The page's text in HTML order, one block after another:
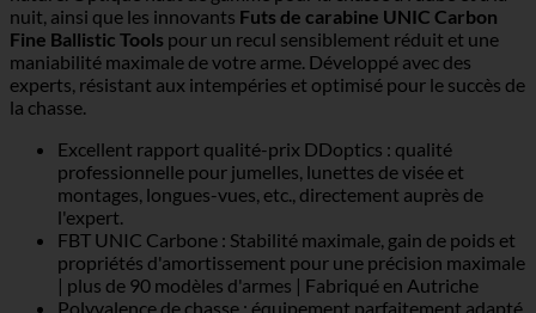
nuit, ainsi que les innovants Futs de carabine UNIC Carbon
Fine Ballistic Tools pour un recul sensiblement réduit et une
maniabilité maximale de votre arme. Développé avec des
experts, résistant aux intempéries et optimisé pour le succès de
la chasse.
Excellent rapport qualité-prix DDoptics : qualité
professionnelle pour jumelles, lunettes de visée et
montages, longues-vues, etc., directement auprès de
l'expert.
FBT UNIC Carbone : Stabilité maximale, gain de poids et
propriétés d'amortissement pour une précision maximale
| plus de 90 modèles d'armes | Fabriqué en Autriche
Polyvalence de chasse : équipement parfaitement adapté